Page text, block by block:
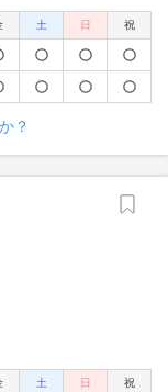
土 日 祝
？
土 日 祝